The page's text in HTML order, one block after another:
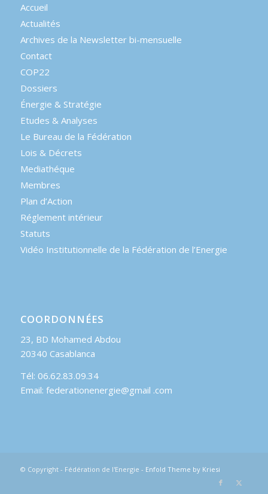
Accueil
Actualités
Archives de la Newsletter bi-mensuelle
Contact
COP22
Dossiers
Énergie & Stratégie
Etudes & Analyses
Le Bureau de la Fédération
Lois & Décrets
Mediathéque
Membres
Plan d’Action
Réglement intérieur
Statuts
Vidéo Institutionnelle de la Fédération de l’Energie
COORDONNÉES
23, BD Mohamed Abdou
20340 Casablanca
Tél: 06.62.83.09.34
Email: federationenergie@gmail .com
© Copyright - Fédération de l'Energie - Enfold Theme by Kriesi